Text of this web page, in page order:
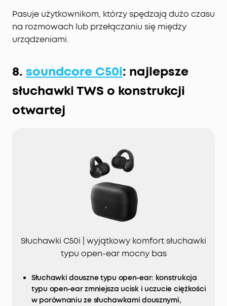
Pasuje użytkownikom, którzy spędzają dużo czasu
na rozmowach lub przełączaniu się między
urządzeniami.
8. soundcore C50i: najlepsze
słuchawki TWS o konstrukcji
otwartej
Słuchawki C50i | wyjątkowy komfort słuchawki
typu open-ear mocny bas
Słuchawki douszne typu open-ear: konstrukcja
typu open-ear zmniejsza ucisk i uczucie ciężkości
w porównaniu ze słuchawkami dousznymi,